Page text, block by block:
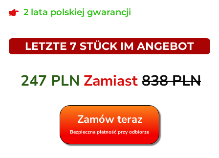
2 lata polskiej gwarancji
LETZTE 7 STÜCK IM ANGEBOT
247 PLN Zamiast838 PLN
Zamów teraz
Bezpieczna płatność przy odbiorze